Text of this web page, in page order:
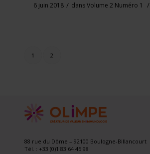
6 juin 2018 / dansVolume 2 Numéro 1 /
1 2
88 rue du Dôme – 92100 Boulogne-Billancourt
Tél. : +33 (0)1 83 64 45 98